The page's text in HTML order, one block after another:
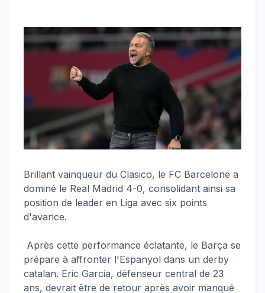
Brillant vainqueur du Clasico, le FC Barcelone a
dominé le Real Madrid 4-0, consolidant ainsi sa
position de leader en Liga avec six points
d'avance.
Après cette performance éclatante, le Barça se
prépare à affronter l'Espanyol dans un derby
catalan. Eric Garcia, défenseur central de 23
ans, devrait être de retour après avoir manqué